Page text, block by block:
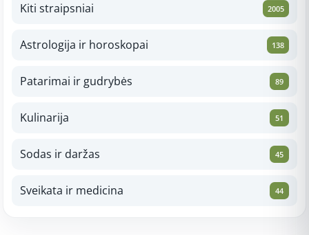
Kiti straipsniai 2005
Astrologija ir horoskopai 138
Patarimai ir gudrybės 89
Kulinarija 51
Sodas ir daržas 45
Sveikata ir medicina 44